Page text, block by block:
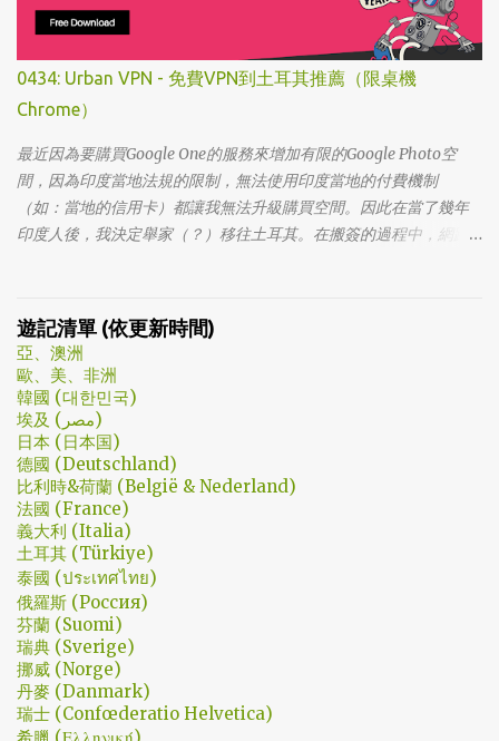
因為開頭讓我覺得無厘頭的場景和後續開始步入至安的黑暗世界，
讓我好難入戲。 為什麼要作這飄蟲視角? 為什麼要加這些星星? 所以
當我推這部戲給朋友的時候，我和朋友說一定要撐過第一集，過了
就沒事了… 很可惜的是，當後面我每集都看到落淚的時候，我朋友無
法體會，因為她在第一集就陣亡了。 題外話，整部影集完結後，我
還是在劇荒中，再重看第一集，意外的覺得發現角色們的另外一
面。像是大叔上班時原來是講冷笑話的高手；至安那張毫無感情的
臉，讓人恐懼；另外大叔老婆偷情偷的天經地義，無負擔，也讓我
嚇到。 看這鏡頭有時候都不知道老婆怎麼會回心轉意。 如同版友們
劇了；接著至安把都俊永代表玩弄掌心的談判…這倒底是怎麼樣風格
的劇集，難倒是推理劇嗎? 但是主角三兄弟與媽媽的鬥嘴，這不應該
是家庭劇嗎? 說到家庭劇，這部劇我第一個哭點和男女主角無關，而
是在大哥被罵，媽媽放下便當離開，之後對他微笑的那場戲。然後
我知道，我放不下這部劇了。 但這編劇藥下的好猛，同一集還不肯
放手。結尾細節就不說了，硬是收的漂亮 - 這麼棒的劇才第四集，
不禁讓我倍感期待，也開始每週期待上演的時間。 還加了Prison
Break的梗，剛好我就是PB的劇迷呀!!! 這應該是很感人的橋段，但怎
麼腦海中覺得奶奶好像和ET一樣要飛往月球了… 看到這的時候只覺
得大叔身體真是好，我應該已經無法揹著媽...
0434: Urban VPN - 免費VPN到土耳其推薦（限桌機
Chrome）
最近因為要購買Google One的服務來增加有限的Google Photo空
間，因為印度當地法規的限制，無法使用印度當地的付費機制
（如：當地的信用卡）都讓我無法升級購買空間。因此在當了幾年
印度人後，我決定舉家（？）移往土耳其。在搬簽的過程中，網路
期了… 在花了幾個小時試了一下，目前與大家推薦的是Urban VPN
遊記清單 (依更新時間)
亞、澳洲
歐、美、非洲
韓國 (대한민국)
埃及 (مصر)
日本 (日本国)
德國 (Deutschland)
比利時&荷蘭 (België & Nederland)
法國 (France)
義大利 (Italia)
土耳其 (Türkiye)
泰國 (ประเทศไทย)
俄羅斯 (Россия)
芬蘭 (Suomi)
瑞典 (Sverige)
挪威 (Norge)
丹麥 (Danmark)
瑞士 (Confœderatio Helvetica)